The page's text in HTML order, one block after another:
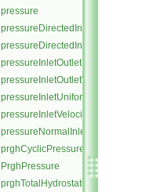
pressure
pressureDirectedInletOutletVelocity
pressureDirectedInletVelocity
pressureInletOutletParSlipVelocity
pressureInletOutletVelocity
pressureInletUniformVelocity
pressureInletVelocity
pressureNormalInletOutletVelocity
prghCyclicPressure
PrghPressure
prghTotalHydrostaticPressure